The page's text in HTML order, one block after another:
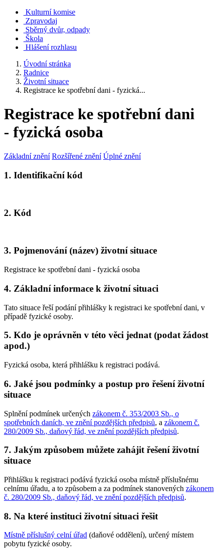
Kulturní komise
Zpravodaj
Sběrný dvůr, odpady
Škola
Hlášení rozhlasu
Úvodní stránka
Radnice
Životní situace
Registrace ke spotřební dani - fyzická...
Registrace ke spotřební dani
- fyzická osoba
Základní znění Rozšířené znění Úplné znění
1. Identifikační kód
2. Kód
3. Pojmenování (název) životní situace
Registrace ke spotřební dani - fyzická osoba
4. Základní informace k životní situaci
Tato situace řeší podání přihlášky k registraci ke spotřební dani, v
případě fyzické osoby.
5. Kdo je oprávněn v této věci jednat (podat žádost
apod.)
Fyzická osoba, která přihlášku k registraci podává.
6. Jaké jsou podmínky a postup pro řešení životní
situace
Splnění podmínek určených zákonem č. 353/2003 Sb., o
spotřebních daních, ve znění pozdějších předpisů, a zákonem č.
280/2009 Sb., daňový řád, ve znění pozdějších předpisů.
7. Jakým způsobem můžete zahájit řešení životní
situace
Přihlášku k registraci podává fyzická osoba místně příslušnému
celnímu úřadu, a to způsobem a za podmínek stanovených zákonem
č. 280/2009 Sb., daňový řád, ve znění pozdějších předpisů.
8. Na které instituci životní situaci řešit
Místně příslušný celní úřad (daňové oddělení), určený místem
pobytu fyzické osoby.